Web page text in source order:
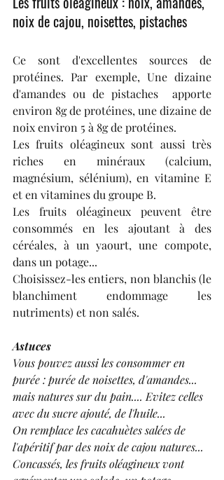
noix de cajou, noisettes, pistaches
Ce sont d'excellentes sources de
protéines. Par exemple, Une dizaine
d'amandes ou de pistaches  apporte
environ 8g de protéines, une dizaine de
noix environ 5 à 8g de protéines.
Les fruits oléagineux sont aussi très
riches en minéraux (calcium,
magnésium, sélénium), en vitamine E
et en vitamines du groupe B.
Les fruits oléagineux peuvent être
consommés en les ajoutant à des
céréales, à un yaourt, une compote,
dans un potage...
Choisissez-les entiers, non blanchis (le
blanchiment endommage les
nutriments) et non salés.
Astuces
Vous pouvez aussi les consommer en
purée : purée de noisettes, d'amandes...
mais natures sur du pain.... Evitez celles
avec du sucre ajouté, de l'huile...
On remplace les cacahuètes salées de
l'apéritif par des noix de cajou natures...
Concassés, les fruits oléagineux vont